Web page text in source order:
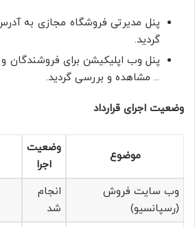
پنل مدیرتی فروشگاه مجازی به
گردید.
پنل وب اپلیکیشن برای فروشندگان
... مشاهده و بررسی گردید.
وضعیت اجرای قرارداد
موضوع
وضعیت
اجرا
وب سایت فروش
(رسپانسیو)
انجام
شد